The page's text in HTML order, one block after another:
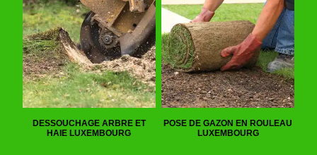
DESSOUCHAGE ARBRE ET
HAIE LUXEMBOURG
POSE DE GAZON EN ROULEAU
LUXEMBOURG